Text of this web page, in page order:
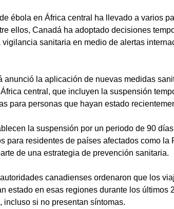
ébola en África central ha llevado a varios
ellos, Canadá ha adoptado decisiones
sanitaria en medio de alertas
anunció la aplicación de nuevas medidas
central, que incluyen la suspensión
para personas que hayan estado
la suspensión por un periodo de 90
para residentes de países afectados como
de una estrategia de prevención sanitaria.
canadienses ordenaron que los
estado en esas regiones durante los últimos
incluso si no presentan síntomas.